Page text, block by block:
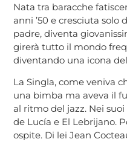
Nata tra baracche
anni ’50 e cresciuta
padre, diventa
girerà tutto il mondo
diventando una icona
La Singla, come veniva
una bimba ma aveva il
al ritmo del jazz. Nei
de Lucía e El Lebrijano.
ospite. Di lei Jean